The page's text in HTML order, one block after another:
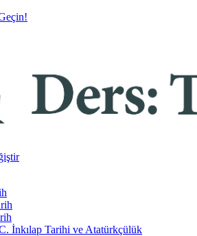
İnkılap Tarihi ve Atatürkçülük